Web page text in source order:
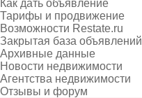
Как дать объявление
Тарифы и продвижение
Возможности Restate.ru
Закрытая база объявлений
Архивные данные
Новости недвижимости
Агентства недвижимости
Отзывы и форум